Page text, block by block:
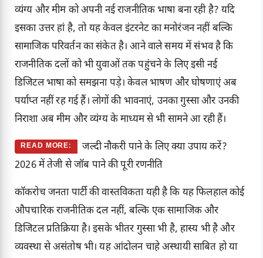
व्यंग्य और मीम को अपनी नई राजनीतिक भाषा बना रही है? यदि
इसका उत्तर हां है, तो यह केवल इंटरनेट का मनोरंजन नहीं बल्कि
सामाजिक परिवर्तन का संकेत है। आने वाले समय में संभव है कि
राजनीतिक दलों को भी युवाओं तक पहुंचने के लिए इसी नई
डिजिटल भाषा को समझना पड़े। केवल भाषण और घोषणाएं अब
पर्याप्त नहीं रह गई हैं। लोगों की भावनाएं, उनका गुस्सा और उनकी
निराशा अब मीम और व्यंग्य के माध्यम से भी सामने आ रही हैं।
READ MORE:
जल्दी नौकरी पाने के लिए क्या उपाय करें?
2026 में तेजी से जॉब पाने की पूरी रणनीति
कॉकरोच जनता पार्टी की वास्तविकता यही है कि यह फिलहाल कोई
औपचारिक राजनीतिक दल नहीं, बल्कि एक सामाजिक और
डिजिटल प्रतिक्रिया है। इसके भीतर गुस्सा भी है, हास्य भी है और
व्यवस्था से असंतोष भी। यह आंदोलन चाहे अस्थायी साबित हो या